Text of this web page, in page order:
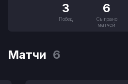
3
Побед
6
Сыграно
матчей
Матчи 6